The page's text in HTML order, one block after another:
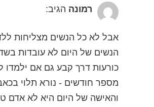
רמונה הגיב:
אבל לא כל הנשים מצליחות
הנשים של היום לא עובדות
כורעות דרך קבע גם אם ילמדו
מספר חודשים - נורא תלוי
והאישה של היום היא לא אדם